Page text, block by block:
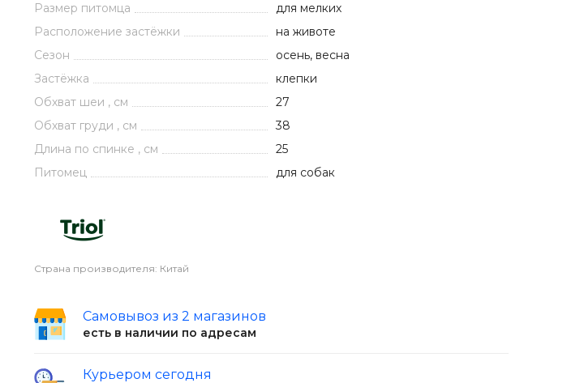
Размер питомца
для мелких
Расположение застёжки
на животе
Сезон
осень, весна
Застёжка
клепки
Обхват шеи , см
27
Обхват груди , см
38
Длина по спинке , см
25
Питомец
для собак
Страна производителя: Китай
Самовывоз из 2 магазинов
есть в наличии по адресам
Курьером сегодня